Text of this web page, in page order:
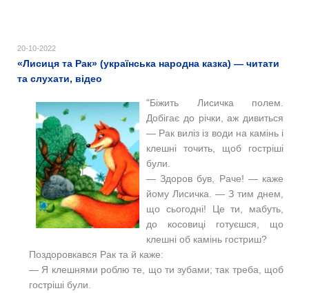
20-10-2022
«Лисиця та Рак» (українська народна казка) — читати
та слухати, відео
"Біжить Лисичка полем.
Добігає до річки, аж дивиться
— Рак виліз із води на камінь і
клешні точить, щоб гостріші
були.
— Здоров був, Раче! — каже
йому Лисичка. — З тим днем,
що сьогодні! Це ти, мабуть,
до косовиці готуєшся, що
клешні об камінь гостриш?
Поздоровкався Рак та й каже:
— Я клешнями роблю те, що ти зубами; так треба, щоб
гостріші були.